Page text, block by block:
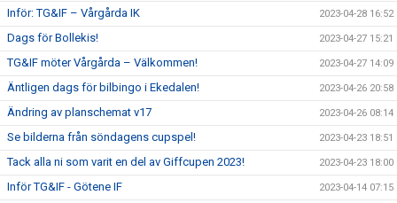
Inför: TG&IF – Vårgårda IK 2023-04-28 16:52
Dags för Bollekis! 2023-04-27 15:21
TG&IF möter Vårgårda – Välkommen! 2023-04-27 14:09
Äntligen dags för bilbingo i Ekedalen! 2023-04-26 20:58
Ändring av planschemat v17 2023-04-26 08:14
Se bilderna från söndagens cupspel! 2023-04-23 18:51
Tack alla ni som varit en del av Giffcupen 2023! 2023-04-23 18:00
Inför TG&IF - Götene IF 2023-04-14 07:15